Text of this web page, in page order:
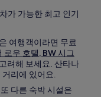
가 가능한 최고 인기
여행객이라면 무료
로우 호텔, BW 시그
려해 보세요. 산타나
리에 있어요.
다른 숙박 시설은